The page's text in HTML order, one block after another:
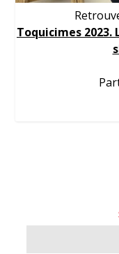
Toquicimes